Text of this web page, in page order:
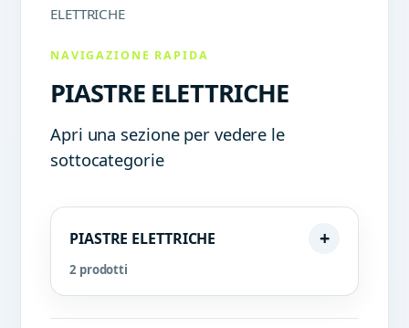
ELETTRICHE
NAVIGAZIONE RAPIDA
PIASTRE ELETTRICHE
Apri una sezione per vedere le
sottocategorie
PIASTRE ELETTRICHE
2 prodotti